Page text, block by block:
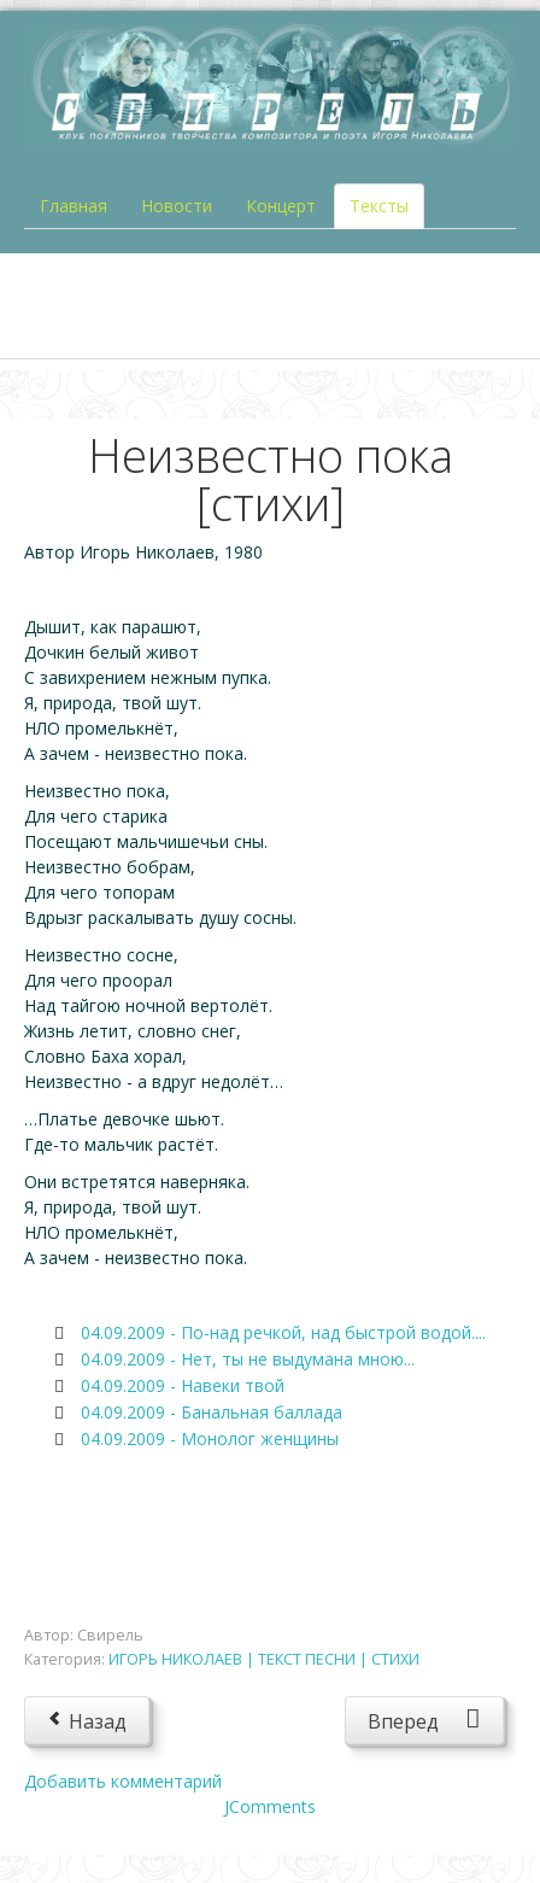
Главная Новости Концерт Тексты
Неизвестно пока
[стихи]
Автор Игорь Николаев, 1980
Дышит, как парашют,
Дочкин белый живот
С завихрением нежным пупка.
Я, природа, твой шут.
НЛО промелькнёт,
А зачем - неизвестно пока.
Неизвестно пока,
Для чего старика
Посещают мальчишечьи сны.
Неизвестно бобрам,
Для чего топорам
Вдрызг раскалывать душу сосны.
Неизвестно сосне,
Для чего проорал
Над тайгою ночной вертолёт.
Жизнь летит, словно снег,
Словно Баха хорал,
Неизвестно - а вдруг недолёт…
…Платье девочке шьют.
Где-то мальчик растёт.
Они встретятся наверняка.
Я, природа, твой шут.
НЛО промелькнёт,
А зачем - неизвестно пока.
04.09.2009 - По-над речкой, над быстрой водой....
04.09.2009 - Нет, ты не выдумана мною...
04.09.2009 - Навеки твой
04.09.2009 - Банальная баллада
04.09.2009 - Монолог женщины
Автор: Свирель
Категория: ИГОРЬ НИКОЛАЕВ | ТЕКСТ ПЕСНИ | СТИХИ
Назад Вперед
Добавить комментарий
JComments